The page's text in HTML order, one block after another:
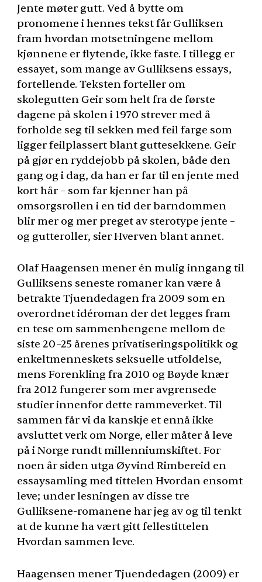
Jente møter gutt. Ved å bytte om
pronomene i hennes tekst får Gulliksen
fram hvordan motsetningene mellom
kjønnene er flytende, ikke faste. I tillegg er
essayet, som mange av Gulliksens essays,
fortellende. Teksten forteller om
skolegutten Geir som helt fra de første
dagene på skolen i 1970 strever med å
forholde seg til sekken med feil farge som
ligger feilplassert blant guttesekkene. Geir
på gjør en ryddejobb på skolen, både den
gang og i dag, da han er far til en jente med
kort hår – som far kjenner han på
omsorgsrollen i en tid der barndommen
blir mer og mer preget av sterotype jente –
og gutteroller, sier Hverven blant annet.
Olaf Haagensen mener én mulig inngang til
Gulliksens seneste romaner kan være å
betrakte Tjuendedagen fra 2009 som en
overordnet idéroman der det legges fram
en tese om sammenhengene mellom de
siste 20–25 årenes privatiseringspolitikk og
enkeltmenneskets seksuelle utfoldelse,
mens Forenkling fra 2010 og Bøyde knær
fra 2012 fungerer som mer avgrensede
studier innenfor dette rammeverket. Til
sammen får vi da kanskje et ennå ikke
avsluttet verk om Norge, eller måter å leve
på i Norge rundt millenniumskiftet. For
noen år siden utga Øyvind Rimbereid en
essaysamling med tittelen Hvordan ensomt
leve; under lesningen av disse tre
Gulliksene-romanene har jeg av og til tenkt
at de kunne ha vært gitt fellestittelen
Hvordan sammen leve.
Haagensen mener Tjuendedagen (2009) er